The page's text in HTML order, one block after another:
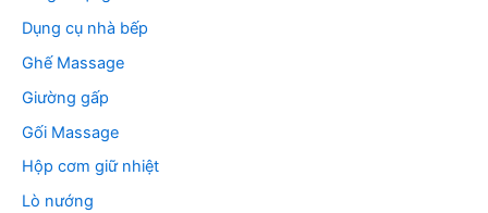
Dụng cụ nhà bếp
Ghế Massage
Giường gấp
Gối Massage
Hộp cơm giữ nhiệt
Lò nướng